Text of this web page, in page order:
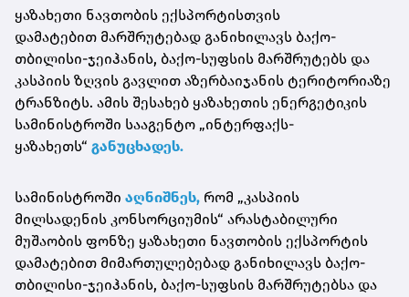
ყაზახეთი ნავთობის ექსპორტისთვის
დამატებით მარშრუტებად განიხილავს ბაქო-
თბილისი-ჯეიჰანის, ბაქო-სუფსის მარშრუტებს და
კასპიის ზღვის გავლით აზერბაიჯანის ტერიტორიაზე
ტრანზიტს. ამის შესახებ ყაზახეთის ენერგეტიკის
სამინისტროში სააგენტო „ინტერფაქს-
ყაზახეთს“ განუცხადეს.
სამინისტროში აღნიშნეს, რომ „კასპიის
მილსადენის კონსორციუმის“ არასტაბილური
მუშაობის ფონზე ყაზახეთი ნავთობის ექსპორტის
დამატებით მიმართულებებად განიხილავს ბაქო-
თბილისი-ჯეიჰანის, ბაქო-სუფსის მარშრუტებსა და